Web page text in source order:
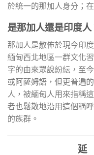
於統一的那加人身分；
是那加人還是印度人
那加人是散佈於現今印
緬甸西北地區一群文化
字的由來眾說紛紜，至
或阿薩姆語，但更普遍
人，被緬甸人用來指稱
者也鬆散地沿用這個稱
的族群。
延